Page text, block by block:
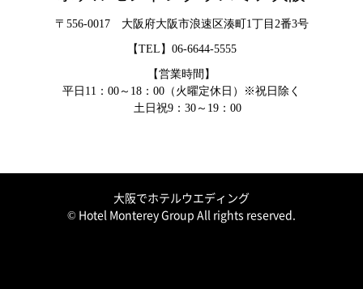
〒556-0017 大阪府大阪市浪速区湊町1丁目2番3号
【TEL】 06-6644-5555
【営業時間】
平日11：00～18：00（火曜定休日）※祝日除く
土日祝9：30～19：00
大阪でホテルウエディング
© Hotel Monterey Group All rights reserved.